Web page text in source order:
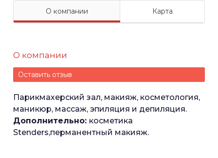
О компании Карта
О компании
Оставить отзыв
Парикмахерский зал, макияж, косметология,
маникюр, массаж, эпиляция и депиляция.
Дополнительно: косметика
Stenders,перманентный макияж.